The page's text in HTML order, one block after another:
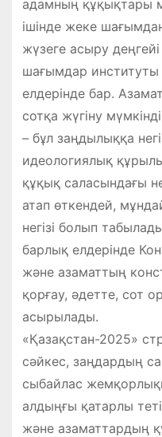
адамның құқықтары
ішінде жеке
жүзеге асыру
шағымдар институты
елдерінде бар.
сотқа жүгіну
– бұл заңдылыққа
идеологиялық
құқық саласындағы
атап өткендей,
негізі болып
барлық елдерінде
және азаматтың
қорғау, әдетте, сот
асырылады.
«Қазақстан-2025»
сәйкес, заңдардың
сыбайлас
алдыңғы қатарлы
және азаматтардың